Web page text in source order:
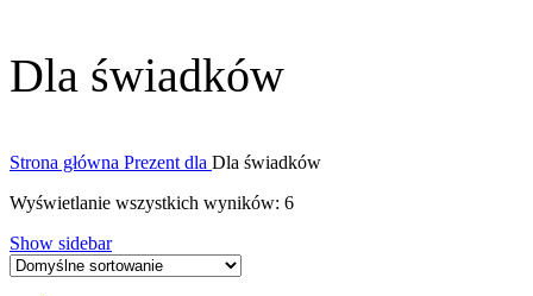
Dla świadków
Strona główna Prezent dla Dla świadków
Wyświetlanie wszystkich wyników: 6
Show sidebar